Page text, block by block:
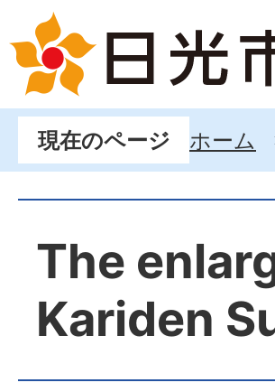
現在のページ ホーム
The
Kariden